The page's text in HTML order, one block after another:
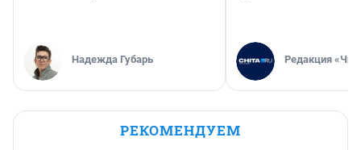
Надежда Губарь Редакция
РЕКОМЕНДУЕМ